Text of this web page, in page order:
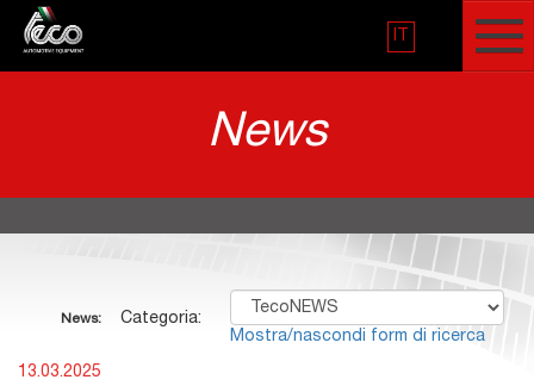
IT
News
News: Categoria:
Mostra/nascondi form di ricerca
13.03.2025